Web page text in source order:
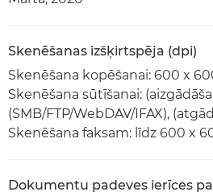
Skenēšanas izšķirtspēja (dpi)
Skenēšana kopēšanai: 600 x
Skenēšana sūtīšanai:
(SMB/FTP/WebDAV/IFAX),
Skenēšana faksam: līdz 600 x
Dokumentu padeves ierīces